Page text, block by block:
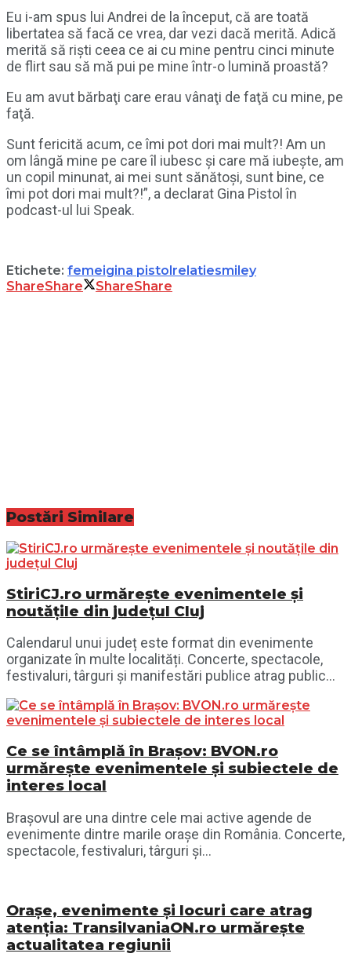
Eu i-am spus lui Andrei de la început, că are toată
libertatea să facă ce vrea, dar vezi dacă merită. Adică
merită să rişti ceea ce ai cu mine pentru cinci minute
de flirt sau să mă pui pe mine într-o lumină proastă?
Eu am avut bărbaţi care erau vânaţi de faţă cu mine, pe
faţă.
Sunt fericită acum, ce îmi pot dori mai mult?! Am un
om lângă mine pe care îl iubesc şi care mă iubeşte, am
un copil minunat, ai mei sunt sănătoşi, sunt bine, ce
îmi pot dori mai mult?!”, a declarat Gina Pistol în
podcast-ul lui Speak.
Etichete: femeigina pistol relatiesmiley
ShareShare ShareShare
Postări Similare
StiriCJ.ro urmărește evenimentele și
noutățile din județul Cluj
Calendarul unui județ este format din evenimente
organizate în multe localități. Concerte, spectacole,
festivaluri, târguri și manifestări publice atrag public...
Ce se întâmplă în Brașov: BVON.ro
urmărește evenimentele și subiectele de
interes local
Brașovul are una dintre cele mai active agende de
evenimente dintre marile orașe din România. Concerte,
spectacole, festivaluri, târguri și...
Orașe, evenimente și locuri care atrag
atenția: TransilvaniaON.ro urmărește
actualitatea regiunii